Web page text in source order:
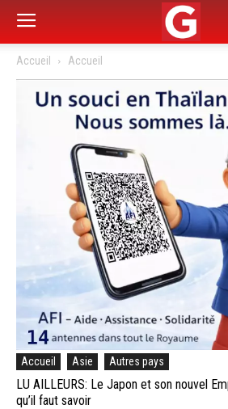
Accueil Accueil
Accueil Asie Autres pays
LU AILLEURS: Le Japon et son nouvel
qu’il faut savoir